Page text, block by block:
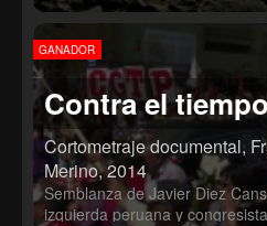
expectativas y las de su
a Rosa como empleada
impedimento para seguir con
GANADOR
Contra el
Cortometraje documental,
Merino, 2014
Semblanza de Javier Diez
izquierda peruana y